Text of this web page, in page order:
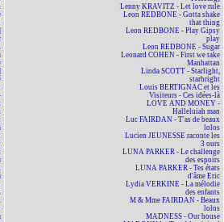
Lenny KRAVITZ - Let love rule
Leon REDBONE - Gotta shake
that thing
Leon REDBONE - Play Gipsy
play
Leon REDBONE - Sugar
Leonard COHEN - First we take
Manhattan
Linda SCOTT - Starlight,
starbright
Louis BERTIGNAC et les
Visiteurs - Ces idées-là
LOVE AND MONEY -
Halleluiah man
Luc FAIRDAN - T'as de beaux
lolos
Lucien JEUNESSE raconte les
3 ours
LUNA PARKER - Le challenge
des espoirs
LUNA PARKER - Tes états
d'âme Eric
Lydia VERKINE - La mélodie
des enfants
M & Mme FAIRDAN - Beaux
lolos
MADNESS - Our house